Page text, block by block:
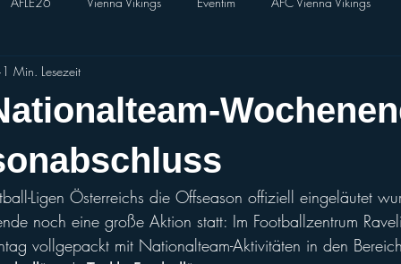
Kampfmannschaft
Flag-Herren Division Team
Performance Cheer Sport Austria Finals ÖCCV ORF
1 Min. Lesezeit
Ligen Österreichs die Offseason offiziell eingeläutet
noch eine große Aktion statt: Im Footballzentrum
vollgepackt mit Nationalteam-Aktivitäten in den